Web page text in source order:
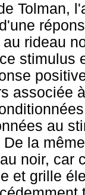
Tolman,
rideau
stimulus
associée
au
la
noir, car
et grille